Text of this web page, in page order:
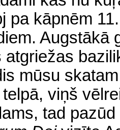
pa kāpnēm
Augstākā
atgriežas
mūsu
viņš
tad